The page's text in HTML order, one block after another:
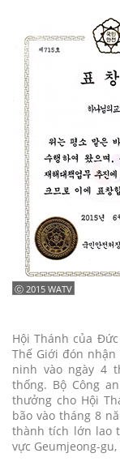
ⓒ 2015 WATV
Hội Thánh của
Thế Giới đón
ninh vào ngày 4
thống. Bộ Công
thưởng cho Hội
bão vào tháng 8
thành tích lớn lao
vực Geumjeong-